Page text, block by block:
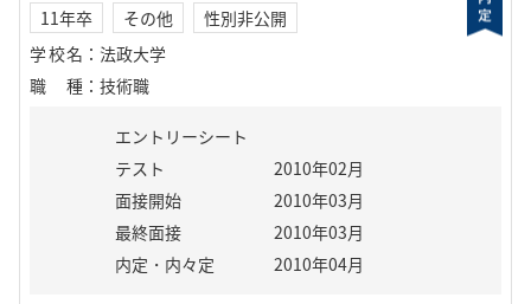
11年卒 その他
性別非公開
学校名 ： 法政大学
職種 ： 技術職
エントリーシート
テスト
2010年02月
面接開始
2010年03月
最終面接
2010年03月
内定・内々定
2010年04月